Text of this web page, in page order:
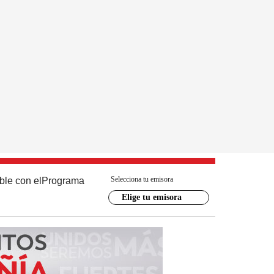
con el Programa Selecciona tu emisora
Elige tu emisora